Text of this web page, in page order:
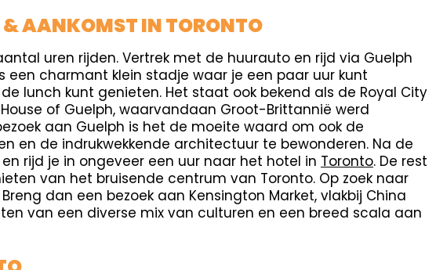
& AANKOMST IN TORONTO
uren rijden. Vertrek met de huurauto en rijd via Guelph
een charmant klein stadje waar je een paar uur kunt
lunch kunt genieten. Het staat ook bekend als de Royal City
of Guelph, waarvandaan Groot-Brittannië werd
aan Guelph is het de moeite waard om ook de
en de indrukwekkende architectuur te bewonderen. Na de
rijd je in ongeveer een uur naar het hotel in Toronto. De rest
van het bruisende centrum van Toronto. Op zoek naar
dan een bezoek aan Kensington Market, vlakbij China
van een diverse mix van culturen en een breed scala aan